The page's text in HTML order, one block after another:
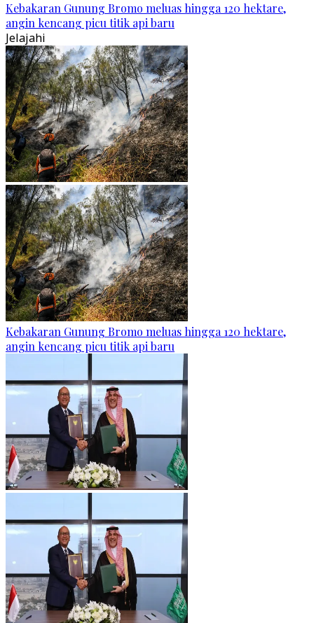
Kebakaran Gunung Bromo meluas hingga 120 hektare,
angin kencang picu titik api baru
Jelajahi
Kebakaran Gunung Bromo meluas hingga 120 hektare,
angin kencang picu titik api baru